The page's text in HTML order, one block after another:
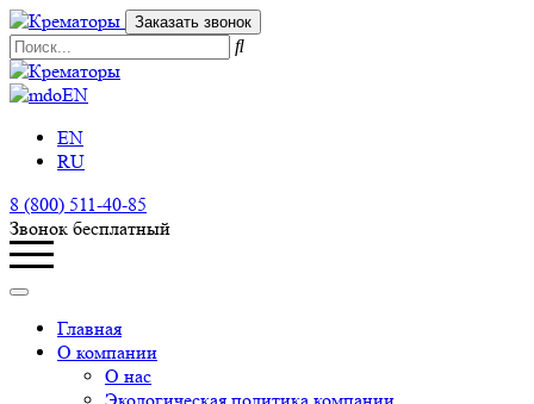
Заказать звонок
EN
EN
RU
8 (800) 511-40-85
Звонок бесплатный
Главная
О компании
О нас